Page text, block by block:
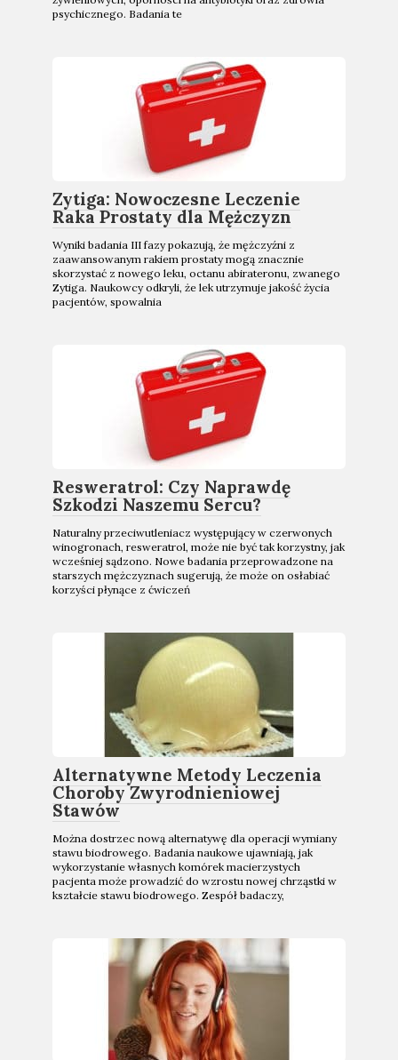
psychicznego. Badania te
Zytiga: Nowoczesne Leczenie
Raka Prostaty dla Mężczyzn
Wyniki badania III fazy pokazują, że mężczyźni z
zaawansowanym rakiem prostaty mogą znacznie
skorzystać z nowego leku, octanu abirateronu, zwanego
Zytiga. Naukowcy odkryli, że lek utrzymuje jakość życia
pacjentów, spowalnia
Resweratrol: Czy Naprawdę
Szkodzi Naszemu Sercu?
Naturalny przeciwutleniacz występujący w czerwonych
winogronach, resweratrol, może nie być tak korzystny, jak
wcześniej sądzono. Nowe badania przeprowadzone na
starszych mężczyznach sugerują, że może on osłabiać
korzyści płynące z ćwiczeń
Alternatywne Metody Leczenia
Choroby Zwyrodnieniowej
Stawów
Można dostrzec nową alternatywę dla operacji wymiany
stawu biodrowego. Badania naukowe ujawniają, jak
wykorzystanie własnych komórek macierzystych
pacjenta może prowadzić do wzrostu nowej chrząstki w
kształcie stawu biodrowego. Zespół badaczy,